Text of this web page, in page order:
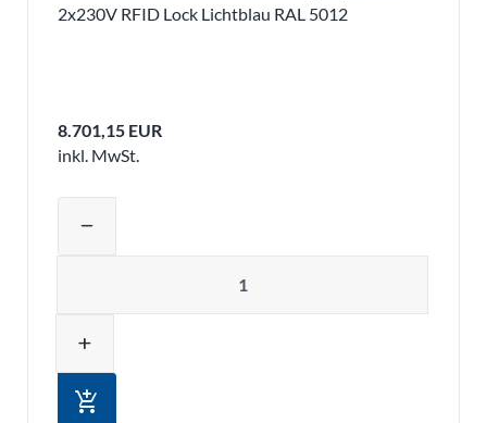
2x230V RFID Lock Lichtblau RAL 5012
8.701,15 EUR
inkl. MwSt.
remove
add
add_shopping_cart